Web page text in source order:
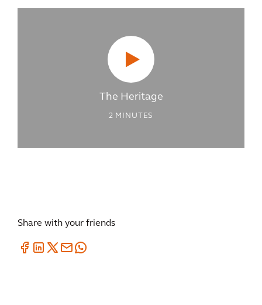
The Heritage
2 MINUTES
Share with your friends